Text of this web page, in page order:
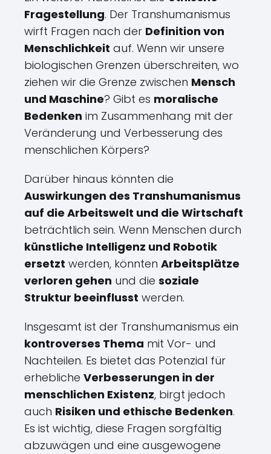
Fragestellung. Der Transhumanismus
wirft Fragen nach der Definition von
Menschlichkeit auf. Wenn wir unsere
biologischen Grenzen überschreiten, wo
ziehen wir die Grenze zwischen Mensch
und Maschine? Gibt es moralische
Bedenken im Zusammenhang mit der
Veränderung und Verbesserung des
menschlichen Körpers?
Darüber hinaus könnten die
Auswirkungen des Transhumanismus
auf die Arbeitswelt und die Wirtschaft
beträchtlich sein. Wenn Menschen durch
künstliche Intelligenz und Robotik
ersetzt werden, könnten Arbeitsplätze
verloren gehen und die soziale
Struktur beeinflusst werden.
Insgesamt ist der Transhumanismus ein
kontroverses Thema mit Vor- und
Nachteilen. Es bietet das Potenzial für
erhebliche Verbesserungen in der
menschlichen Existenz, birgt jedoch
auch Risiken und ethische Bedenken.
Es ist wichtig, diese Fragen sorgfältig
abzuwägen und eine ausgewogene